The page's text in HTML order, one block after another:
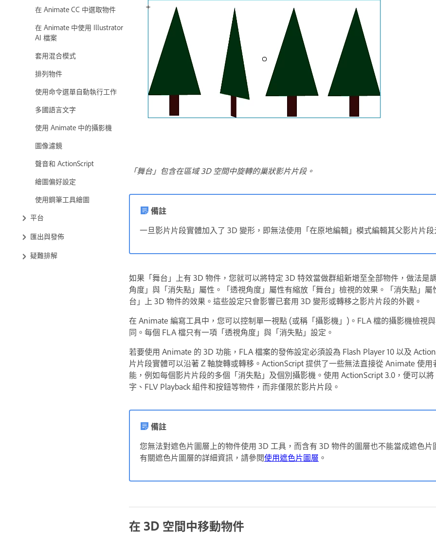
在 Animate CC 中選取物件
在 Animate 中使用 Illustrator
AI 檔案
套用混合模式
排列物件
使用命令選單自動執行工作
多國語言文字
使用 Animate 中的攝影機
圖像濾鏡
聲音和 ActionScript
繪圖偏好設定
使用鋼筆工具繪圖
平台
匯出與發佈
疑難排解
「舞台」包含在區域 3D 空間中旋轉的巢狀影片片段。
備註
一旦影片片段實體加入了 3D 變形，即無法使用「在原地編輯」模式編輯其父影片片
如果「舞台」上有 3D 物件，您就可以將特定 3D 特效當做群組新增至全部物件，做法是
角度」與「消失點」屬性。「透視角度」屬性有縮放「舞台」檢視的效果。「消失點」
台」上 3D 物件的效果。這些設定只會影響已套用 3D 變形或轉移之影片片段的外觀。
在 Animate 編寫工具中，您可以控制單一視點 (或稱「攝影機」)。 FLA 檔的攝影機檢視
同。每個 FLA 檔只有一項「透視角度」與「消失點」設定。
若要使用 Animate 的 3D 功能，FLA 檔案的發佈設定必須設為 Flash Player 10 以及
片片段實體可以沿著 Z 軸旋轉或轉移。ActionScript 提供了一些無法直接從 Animate 使
能，例如每個影片片段的多個「消失點」及個別攝影機。使用 ActionScript 3.0，便可以
字、FLV Playback 組件和按鈕等物件，而非僅限於影片片段。
備註
您無法對遮色片圖層上的物件使用 3D 工具，而含有 3D 物件的圖層也不能當成遮色片
有關遮色片圖層的詳細資訊，請參閱使用遮色片圖層 。
在 3D 空間中移動物件